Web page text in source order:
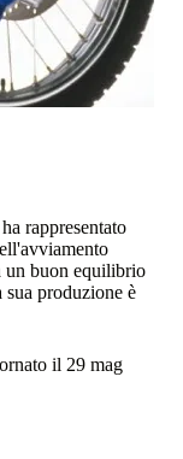
rappresentato
un buon equilibrio
sua produzione è
il 29 mag